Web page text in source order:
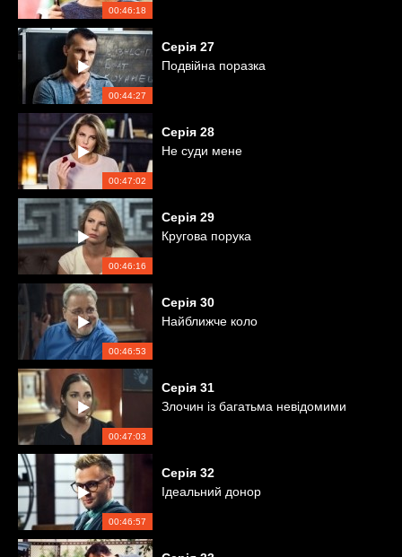
00:46:18
00:44:27
Серія 27
Подвійна поразка
00:47:02
Серія 28
Не суди мене
00:46:16
Серія 29
Кругова порука
00:46:53
Серія 30
Найближче коло
00:47:03
Серія 31
Злочин із багатьма невідомими
00:46:57
Серія 32
Ідеальний донор